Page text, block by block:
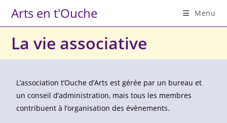
Arts en t'Ouche Menu
La vie associative
L’association t’Ouche d’Arts est gérée par un bureau et
un conseil d’administration, mais tous les membres
contribuent à l’organisation des évènements.